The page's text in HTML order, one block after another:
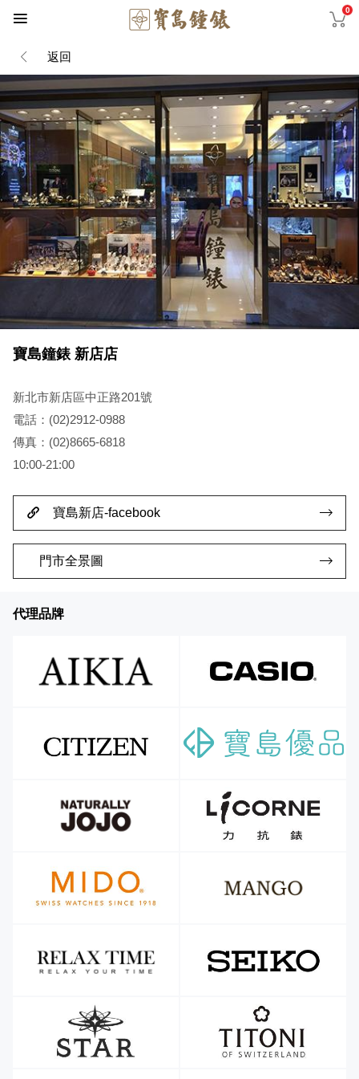
0
返回
寶島鐘錶 新店店
新北市新店區中正路201號
電話：(02)2912-0988
傳真：(02)8665-6818
10:00-21:00
寶島新店-facebook
門市全景圖
代理品牌